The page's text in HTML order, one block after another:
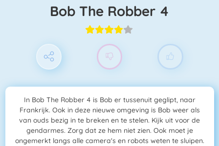
Bob The Robber 4
In Bob The Robber 4 is Bob er tussenuit geglipt, naar
Frankrijk. Ook in deze nieuwe omgeving is Bob weer als
van ouds bezig in te breken en te stelen. Kijk uit voor de
gendarmes. Zorg dat ze hem niet zien. Ook moet je
ongemerkt langs alle camera's en robots weten te sluipen.